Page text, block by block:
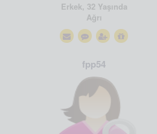
Erkek, 32 Yaşında
Ağrı
fpp54